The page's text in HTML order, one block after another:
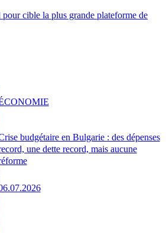
cible la plus grande plateforme de
budgétaire en Bulgarie : des dépenses
une dette record, mais aucune